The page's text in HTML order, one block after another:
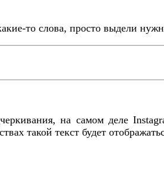
то слова, просто выдели
на самом деле
такой текст будет